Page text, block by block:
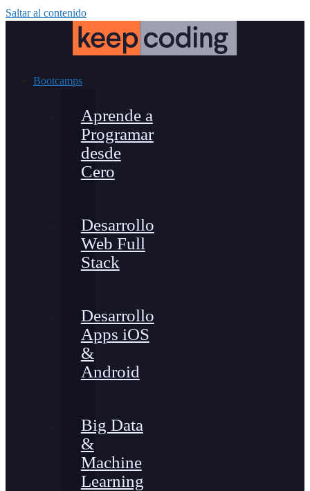
Saltar al contenido
Bootcamps
Aprende a
Programar
desde
Cero
Desarrollo
Web Full
Stack
Desarrollo
Apps iOS
&
Android
Big Data
&
Machine
Learning